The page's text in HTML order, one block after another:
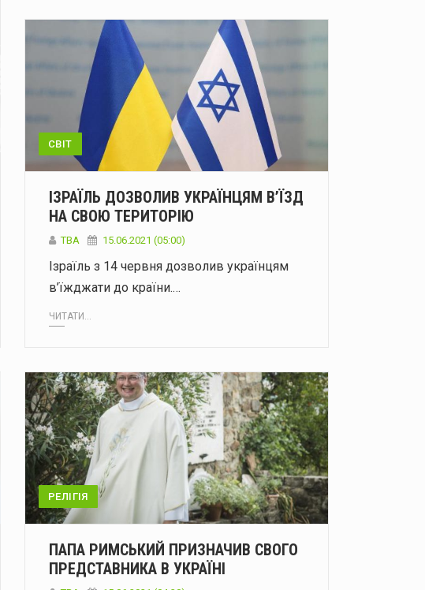
СВІТ
ІЗРАЇЛЬ ДОЗВОЛИВ УКРАЇНЦЯМ В’ЇЗД
НА СВОЮ ТЕРИТОРІЮ
ТВА 15.06.2021 (05:00)
Ізраїль з 14 червня дозволив українцям
в’їжджати до країни.…
ЧИТАТИ...
РЕЛІГІЯ
ПАПА РИМСЬКИЙ ПРИЗНАЧИВ СВОГО
ПРЕДСТАВНИКА В УКРАЇНІ